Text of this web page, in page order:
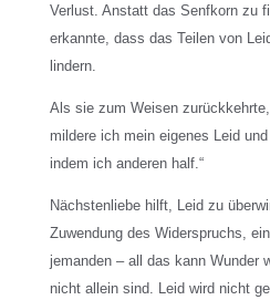
Verlust. Anstatt das Senfkorn zu
erkannte, dass das Teilen von
lindern.
Als sie zum Weisen
mildere ich mein eigenes Leid
indem ich anderen half.“
Nächstenliebe hilft, Leid zu
Zuwendung des Widerspruchs,
jemanden – all das kann Wunder
nicht allein sind. Leid wird nicht